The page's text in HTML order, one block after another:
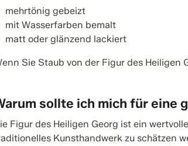
mehrtönig gebeizt
mit Wasserfarben bemalt
matt oder glänzend lackiert
Sie Staub von der Figur des
sollte ich mich für eine
Figur des Heiligen Georg ist ein
Kunsthandwerk zu schätzen